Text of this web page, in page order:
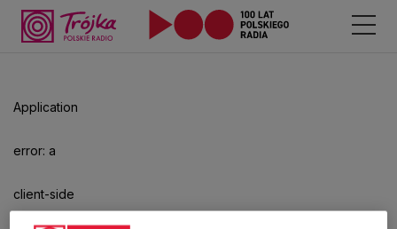
Application
error: a
client-side
aby
odtwarzać.